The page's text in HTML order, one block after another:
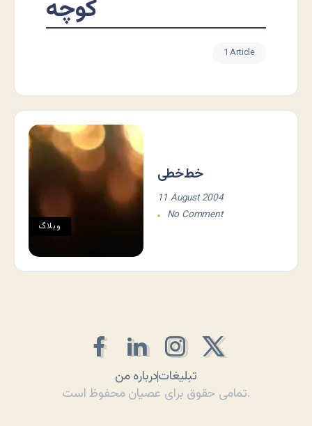
کوچه
1 Article
وبلاگ
خط‌خطی
11 August 2004
No Comment
درباره منتبلیغات
تمامی حقوق برای عصیان محفوظ است.